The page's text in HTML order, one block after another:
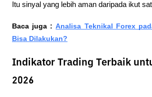
Itu sinyal yang lebih aman daripada ikut
Baca juga : Analisa Teknikal Forex
Bisa Dilakukan?
Indikator Trading Terbaik
2026